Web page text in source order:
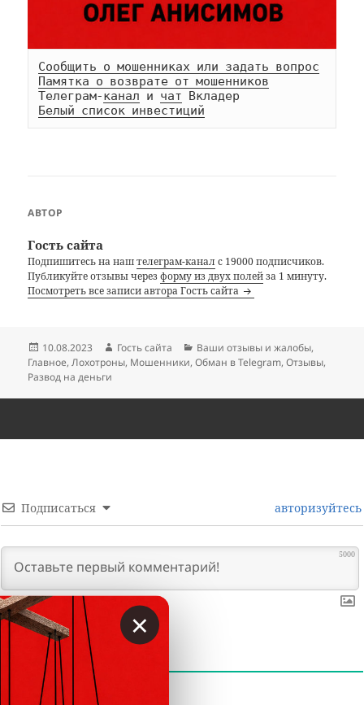
Сообщить о мошенниках или задать вопрос
Памятка о возврате от мошенников
Телеграм-канал и чат
Белый список инвестиций
АВТОР
Гость сайта
Подпишитесь на наштелеграм-каналс 19000 подписчиков.
Публикуйте отзывы черезформу из двух полейза 1 минуту.
Посмотреть все записи автора Гость сайта
Опубликовано
10.08.2023 Автор
Гость сайта Рубрики
Ваши отзывы и жалобы,
Главное,Лохотроны, Мошенники,Обман в Telegram,Отзывы,
Развод на деньги
Подписаться авторизуйтесь
5000
КОММЕНТАРИИ
×